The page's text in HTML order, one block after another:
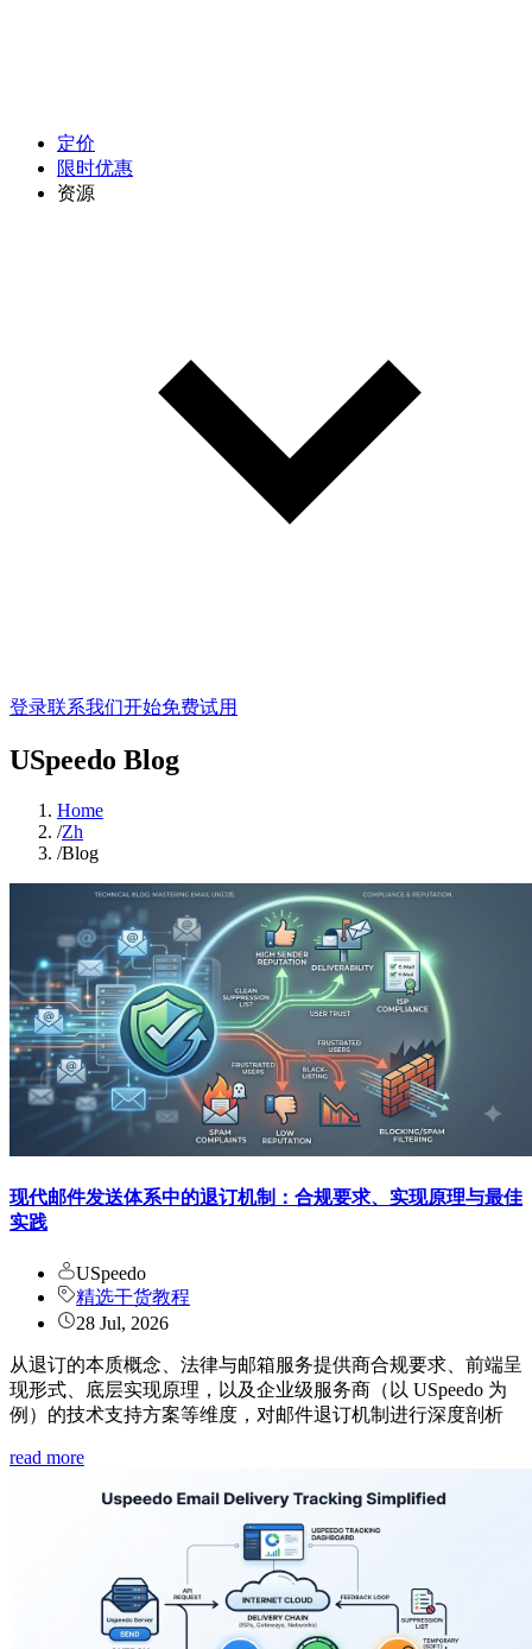
定价
限时优惠
资源
登录联系我们开始免费试用
USpeedo Blog
Home
/Zh
/Blog
现代邮件发送体系中的退订机制：合规要求、实现原理与最佳
实践
USpeedo
精选干货教程
28 Jul, 2026
从退订的本质概念、法律与邮箱服务提供商合规要求、前端呈
现形式、底层实现原理，以及企业级服务商（以 USpeedo 为
例）的技术支持方案等维度，对邮件退订机制进行深度剖析
read more